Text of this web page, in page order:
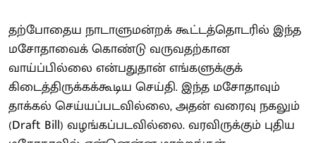
தற்போதைய நாடாளுமன்றக் கூட்டத்தொடரில் இந்த
மசோதாவைக் கொண்டு வருவதற்கான
வாய்ப்பில்லை என்பதுதான் எங்களுக்குக்
கிடைத்திருக்கக்கூடிய செய்தி. இந்த மசோதாவும்
தாக்கல் செய்யப்படவில்லை, அதன் வரைவு நகலும்
(Draft Bill) வழங்கப்படவில்லை. வரவிருக்கும் புதிய